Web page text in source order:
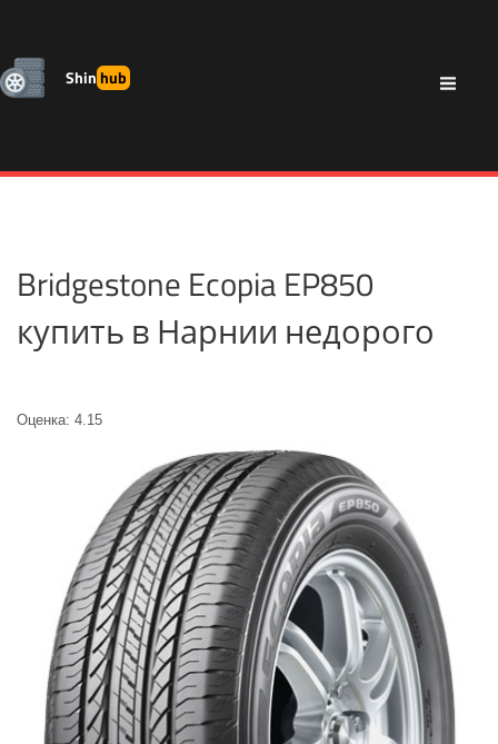
Shinhub
Bridgestone Ecopia EP850
купить в Нарнии недорого
Оценка: 4.15